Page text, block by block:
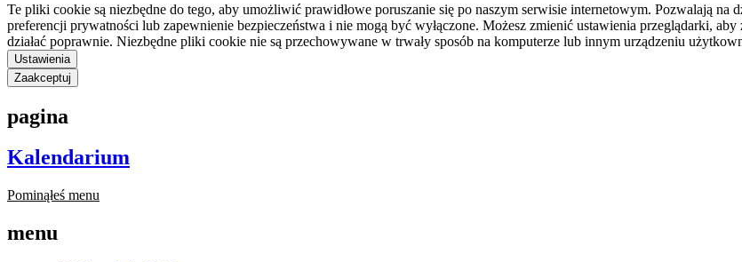
Te pliki cookie są niezbędne do tego, aby umożliwić prawidłowe poruszanie się po naszym serwisie internetowym. Pozwalają
preferencji prywatności lub zapewnienie bezpieczeństwa i nie mogą być wyłączone. Możesz zmienić ustawienia przeglądarki,
działać poprawnie. Niezbędne pliki cookie nie są przechowywane w trwały sposób na komputerze lub innym urządzeniu
Ustawienia
Zaakceptuj
pagina
Kalendarium
Pominąłeś menu
menu